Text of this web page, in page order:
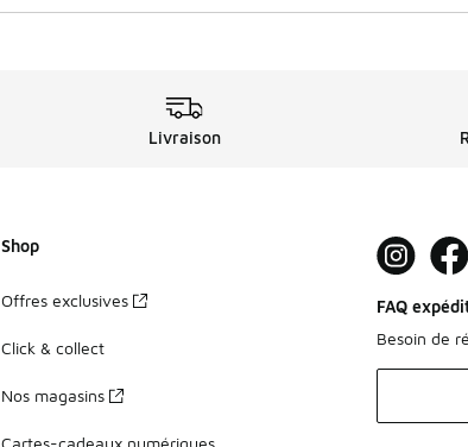
Livraison
Shop
Offres exclusives
Click & collect
Nos magasins
Cartes-cadeaux numériques
FAQ
Besoin de